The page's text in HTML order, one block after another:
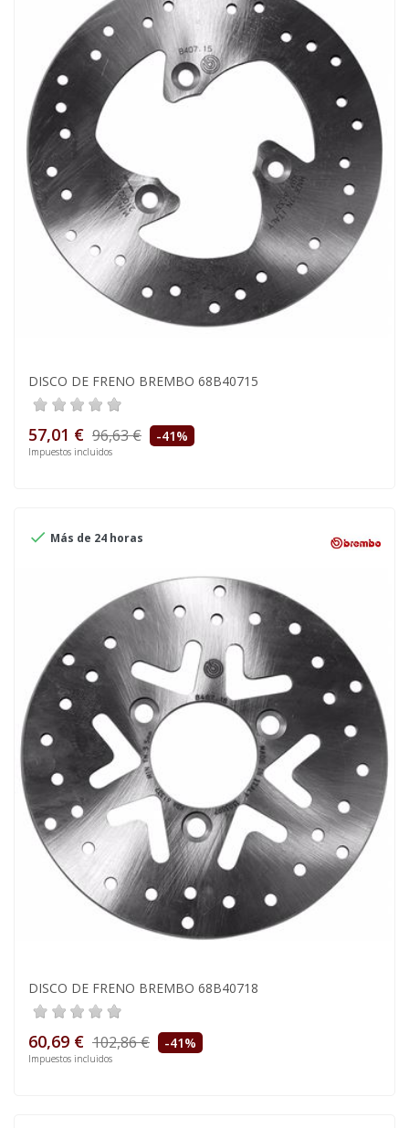
DISCO DE FRENO BREMBO 68B40715
57,01 € 96,63 € -41%
Impuestos incluidos
 Más de 24 horas
DISCO DE FRENO BREMBO 68B40718
60,69 € 102,86 € -41%
Impuestos incluidos